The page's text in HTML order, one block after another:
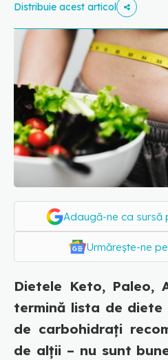
Distribuie acest articol
Adaugă-ne ca sursă
Urmărește-ne
Dietele Keto, Paleo,
termină lista de diete
de carbohidrați
de alții – nu sunt